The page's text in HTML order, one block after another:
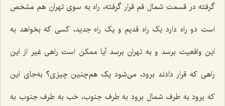
گرفته در قسمت شمال قم قرار گرفته، راه به سوی تهران هم مشخص
است دو راه دارد یک راه قدیم و یک راه جدید، کسی که بخواهد به
این واقعیت برسد و به تهران برسد آیا ممکن است راهی غیر از این
راهی که قرار دادند برود، می‌شود یک هم‌چنین چیزی؟ به‌جای این
که برود به طرف شمال برود به طرف جنوب، خب به طرف جنوب به